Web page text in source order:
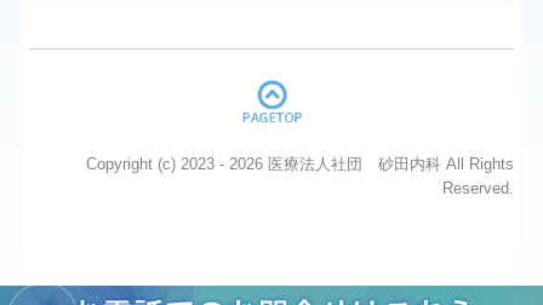
Copyright (c) 2023 - 2026 医療法人社団 砂田内科 All Rights
Reserved.